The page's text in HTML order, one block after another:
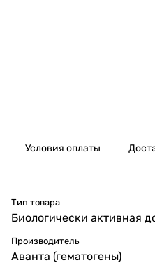
Условия оплаты
Тип товара
Биологически активная
Производитель
Аванта (гематогены)